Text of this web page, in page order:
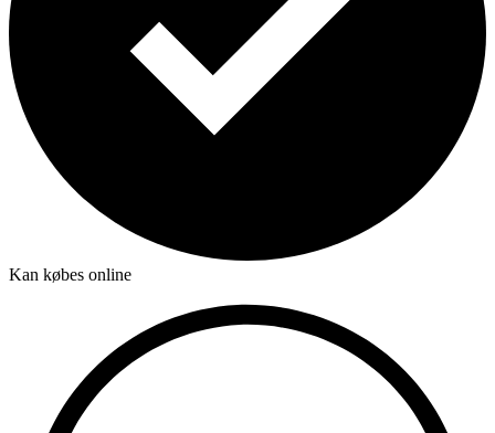
Kan købes online